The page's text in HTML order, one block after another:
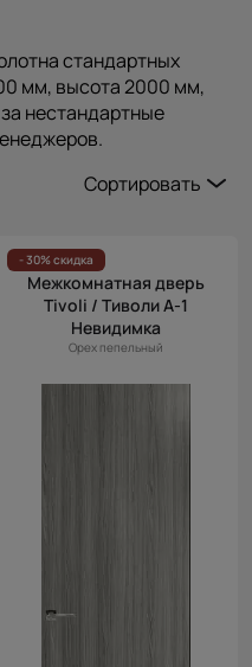
стандартных
мм, высота 2000 мм,
нестандартные
Сортировать
Цена
(возр.)
Цена (убыв.)
Cначала
новинки
- 30% скидка
Межкомнатная дверь
Tivoli / Тиволи А-1
Невидимка
Орех пепельный